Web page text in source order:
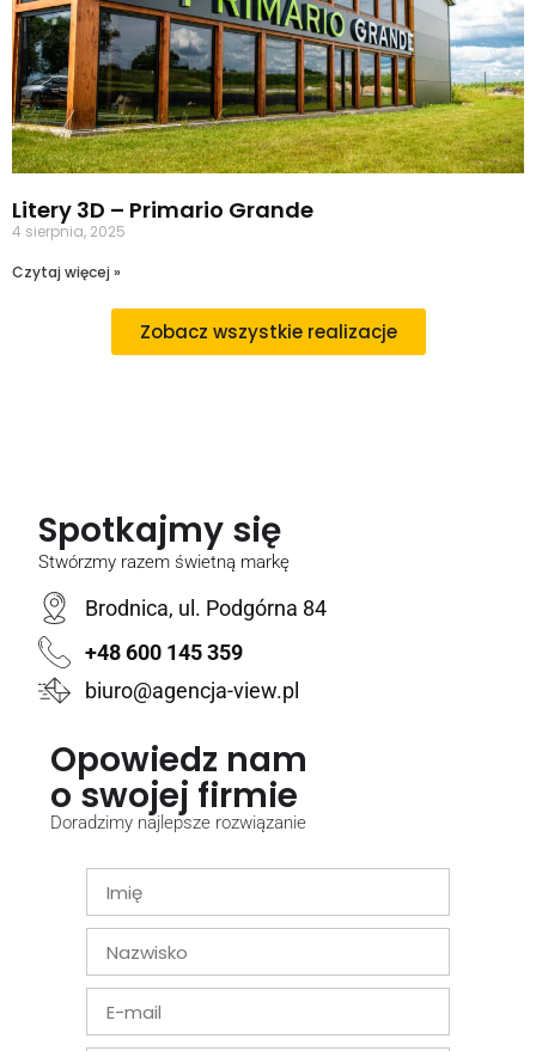
Litery 3D – Primario Grande
4 sierpnia, 2025
Czytaj więcej »
Zobacz wszystkie realizacje
Spotkajmy się
Stwórzmy razem świetną markę
Brodnica, ul. Podgórna 84
+48 600 145 359
biuro@agencja-view.pl
Opowiedz nam
o swojej firmie
Doradzimy najlepsze rozwiązanie